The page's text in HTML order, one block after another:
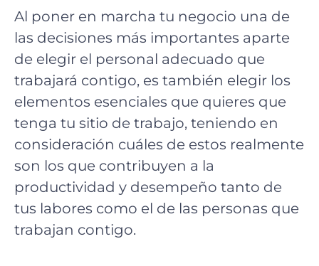
Al poner en marcha tu negocio una de
las decisiones más importantes aparte
de elegir el personal adecuado que
trabajará contigo, es también elegir los
elementos esenciales que quieres que
tenga tu sitio de trabajo, teniendo en
consideración cuáles de estos realmente
son los que contribuyen a la
productividad y desempeño tanto de
tus labores como el de las personas que
trabajan contigo.